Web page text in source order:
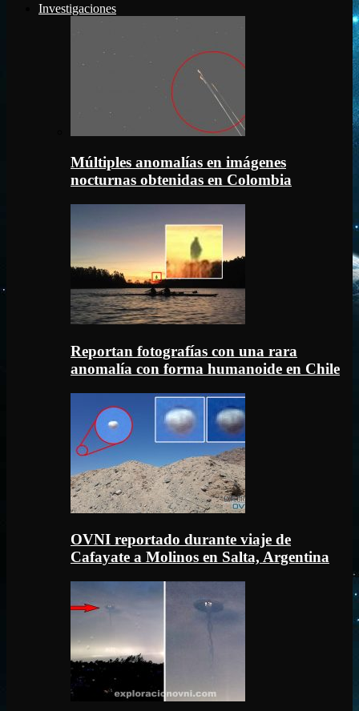
Investigaciones
Múltiples anomalías en imágenes
nocturnas obtenidas en Colombia
Reportan fotografías con una rara
anomalía con forma humanoide en Chile
OVNI reportado durante viaje de
Cafayate a Molinos en Salta, Argentina